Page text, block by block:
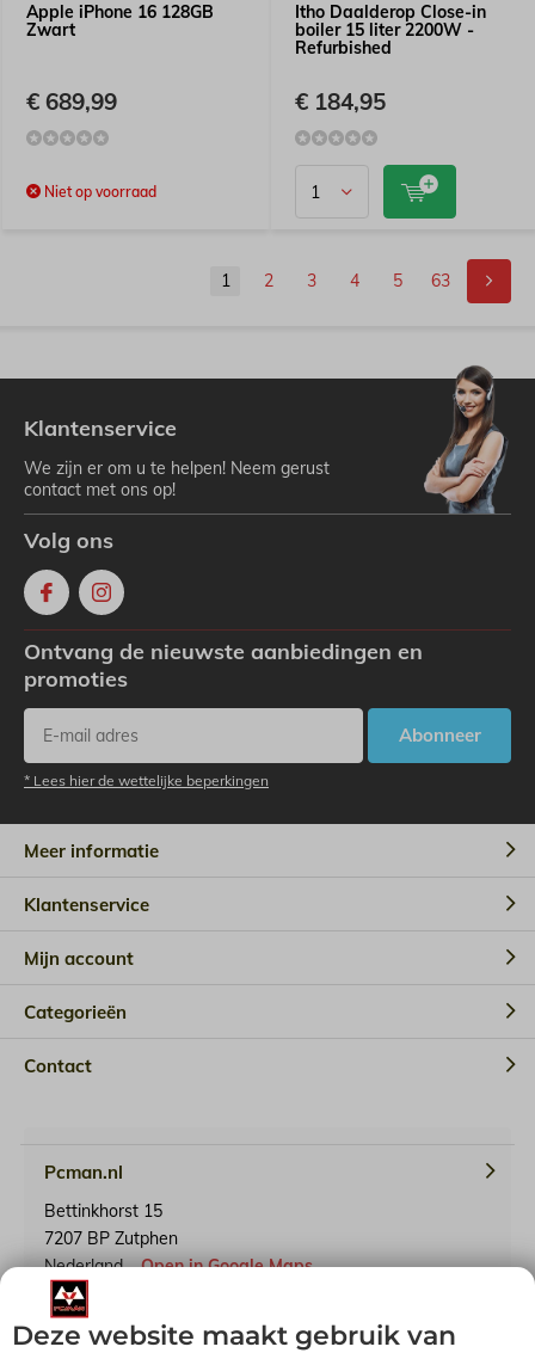
Apple iPhone 16 128GB
Zwart
€ 689,99
Niet op voorraad
Itho Daalderop Close-in
boiler 15 liter 2200W -
Refurbished
€ 184,95
1 2 3 4 5 63
Klantenservice
We zijn er om u te helpen! Neem gerust
contact met ons op!
Volg ons
Ontvang de nieuwste aanbiedingen en
promoties
Abonneer
* Lees hier de wettelijke beperkingen
Meer informatie
Klantenservice
Mijn account
Categorieën
Contact
Pcman.nl
Bettinkhorst 15
7207 BP Zutphen
Nederland
Open in Google Maps
KvK-nummer: 65241614
Deze website maakt gebruik van